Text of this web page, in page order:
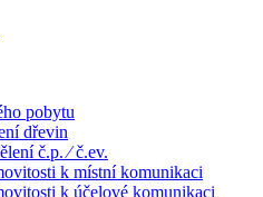
pobytu
dřevin
č.p. ⁄ č.ev.
k místní komunikaci
k účelové komunikaci